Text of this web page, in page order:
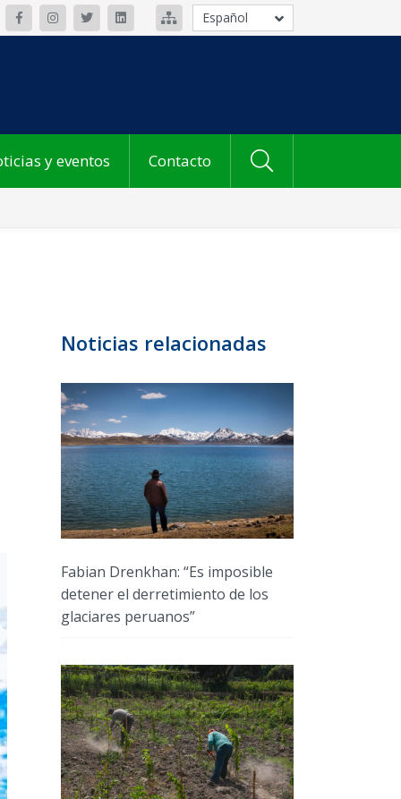
Español
y eventos Contacto
Noticias relacionadas
Fabian Drenkhan: “Es imposible
detener el derretimiento de los
glaciares peruanos”